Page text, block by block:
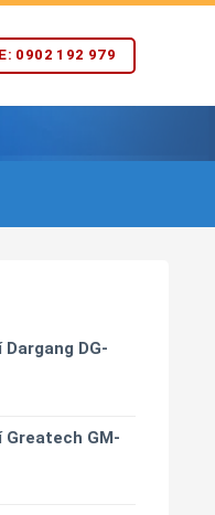
0902 192 979
DG-
Greatech GM-